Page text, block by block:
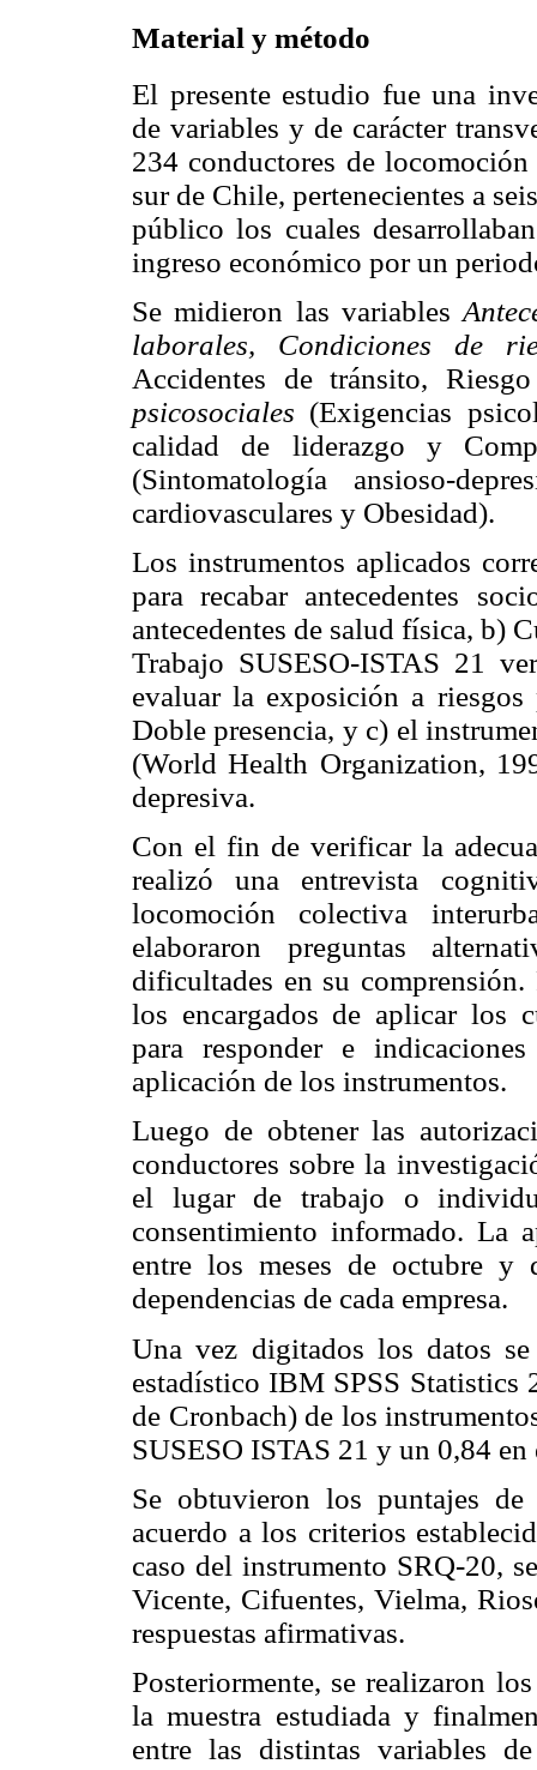
Material y método
El presente estudio fue una
de variables y de carácter
234 conductores de
sur de Chile, pertenecientes a
público los cuales
ingreso económico por un
Se midieron las variables
laborales, Condiciones de
Accidentes de tránsito,
psicosociales (Exigencias
calidad de liderazgo y
(Sintomatología ansioso-
cardiovasculares y Obesidad).
Los instrumentos aplicados
para recabar antecedentes
antecedentes de salud física, b)
Trabajo SUSESO-ISTAS 21
evaluar la exposición a riesgos
Doble presencia, y c) el
(World Health Organization,
depresiva.
Con el fin de verificar la
realizó una entrevista
locomoción colectiva
elaboraron preguntas
dificultades en su comprensión.
los encargados de aplicar los
para responder e
aplicación de los instrumentos.
Luego de obtener las
conductores sobre la
el lugar de trabajo o
consentimiento informado. La
entre los meses de octubre
dependencias de cada empresa.
Una vez digitados los datos
estadístico IBM SPSS Statistics
de Cronbach) de los
SUSESO ISTAS 21 y un 0,84 en
Se obtuvieron los puntajes
acuerdo a los criterios
caso del instrumento SRQ-20,
Vicente, Cifuentes, Vielma,
respuestas afirmativas.
Posteriormente, se realizaron
la muestra estudiada y
entre las distintas variables